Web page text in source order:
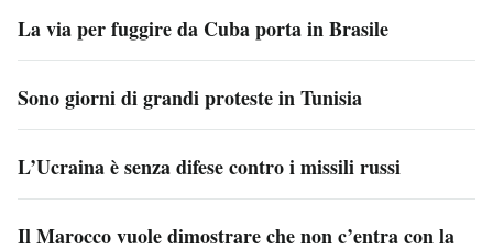
La via per fuggire da Cuba porta in Brasile
Sono giorni di grandi proteste in Tunisia
L’Ucraina è senza difese contro i missili russi
Il Marocco vuole dimostrare che non c’entra con la